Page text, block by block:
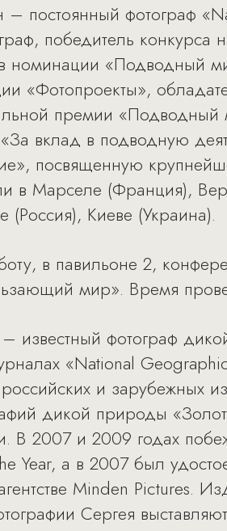
– постоянный фотограф
победитель
номинации «Подводный
«Фотопроекты»,
премии
вклад в подводную
посвященную
в Марселе (Франция),
Киеве (Украина).
в павильоне 2,
мир». Время
известный фотограф
«National
и зарубежных
дикой природы
В 2007 и 2009 годах
Year, а в 2007 был
Minden Pictures.
Сергея